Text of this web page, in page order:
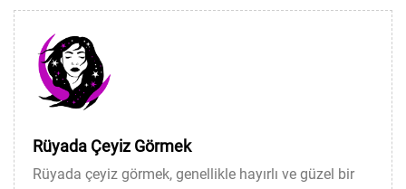
Rüyada Çeyiz Görmek
Rüyada çeyiz görmek, genellikle hayırlı ve güzel bir